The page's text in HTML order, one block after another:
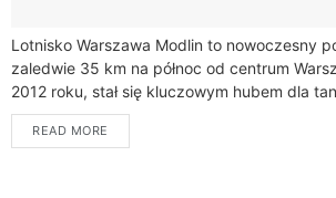
Lotnisko Warszawa Modlin to nowoczesny
zaledwie 35 km na północ od centrum
2012 roku, stał się kluczowym hubem dla
Każdego...
READ MORE